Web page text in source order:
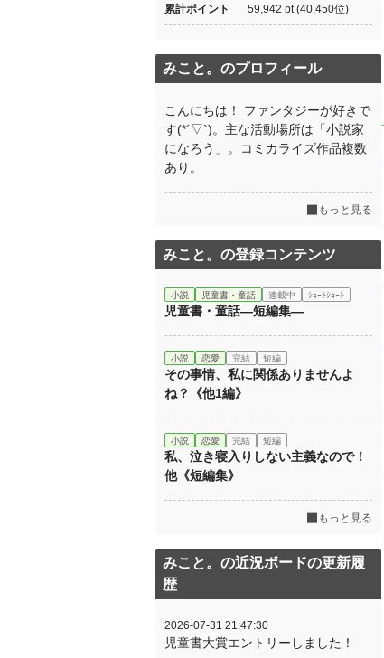
累計ポイント 59,942 pt (40,450位)
みこと。のプロフィール
こんにちは！ ファンタジーが好きで
す(*´▽`)。主な活動場所は「小説家
になろう」。コミカライズ作品複数
あり。
もっと見る
みこと。の登録コンテンツ
小説 児童書・童話 連載中 ｼｮｰﾄｼｮｰﾄ
児童書・童話―短編集―
小説 恋愛 完結 短編
その事情、私に関係ありませんよ
ね？《他1編》
小説 恋愛 完結 短編
私、泣き寝入りしない主義なので！
他《短編集》
もっと見る
みこと。の近況ボードの更新履
歴
2026-07-31 21:47:30
児童書大賞エントリーしました！